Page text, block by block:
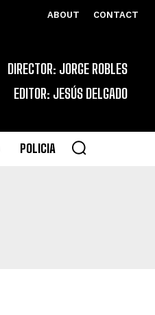
ABOUT CONTACT
DIRECTOR: JORGE ROBLES
EDITOR: JESÚS DELGADO
POLICIA